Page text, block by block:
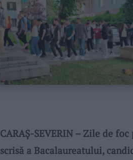
CARAŞ-SEVERIN – Zile de
scrisă a Bacalaureatului,